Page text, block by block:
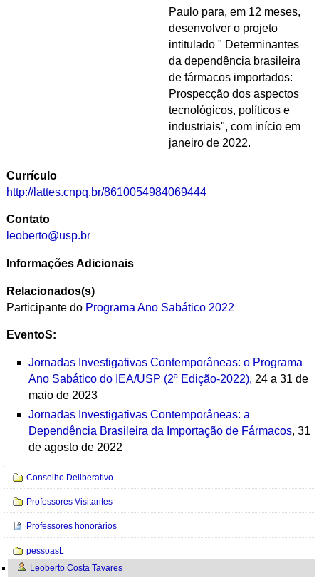
Paulo para, em 12 meses,
desenvolver o projeto
intitulado " Determinantes
da dependência brasileira
de fármacos importados:
Prospecção dos aspectos
tecnológicos, políticos e
industriais", com início em
janeiro de 2022.
Currículo
http://lattes.cnpq.br/8610054984069444
Contato
leoberto@usp.br
Informações Adicionais
Relacionados(s)
Participante do Programa Ano Sabático 2022
EventoS:
Jornadas Investigativas Contemporâneas: o Programa
Ano Sabático do IEA/USP (2ª Edição-2022), 24 a 31 de
maio de 2023
Jornadas Investigativas Contemporâneas: a
Dependência Brasileira da Importação de Fármacos, 31
de agosto de 2022
Conselho Deliberativo
Professores Visitantes
Professores honorários
pessoasL
Leoberto Costa Tavares